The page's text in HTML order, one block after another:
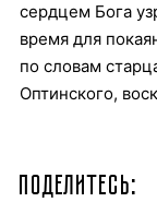
сердцем Бога
время для
по словам
Оптинского,
Поделитесь: